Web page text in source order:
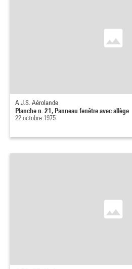
A.J.S. Aérolande
Planche n. 21, Panneau fenêtre avec allège
22 octobre 1975